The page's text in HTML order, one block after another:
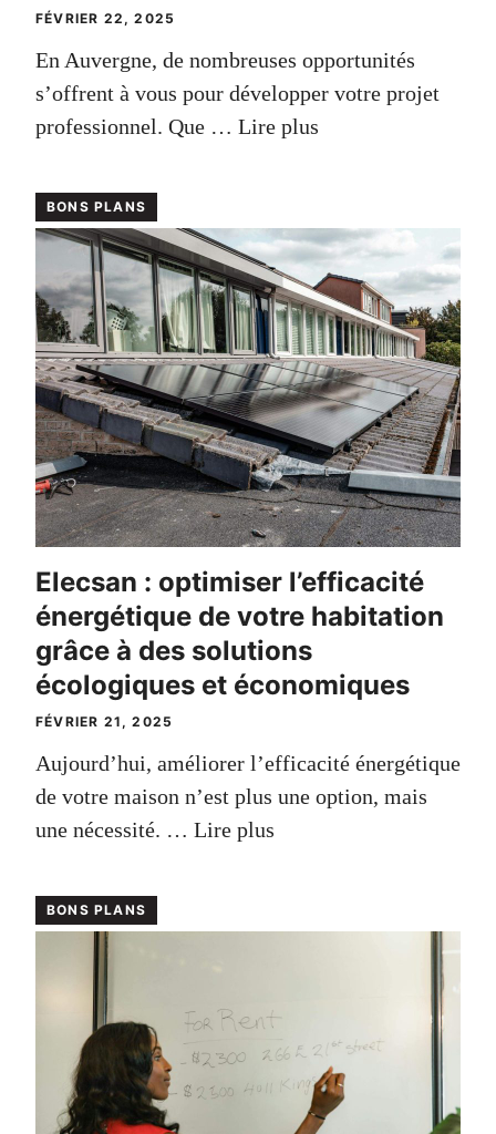
FÉVRIER 22, 2025
En Auvergne, de nombreuses opportunités
s’offrent à vous pour développer votre projet
professionnel. Que … Lire plus
BONS PLANS
Elecsan : optimiser l’efficacité
énergétique de votre habitation
grâce à des solutions
écologiques et économiques
FÉVRIER 21, 2025
Aujourd’hui, améliorer l’efficacité énergétique
de votre maison n’est plus une option, mais
une nécessité. … Lire plus
BONS PLANS